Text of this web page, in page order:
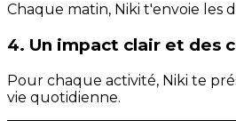
Chaque matin, Niki t'envoie les
4. Un impact clair et des
Pour chaque activité, Niki te
vie quotidienne.